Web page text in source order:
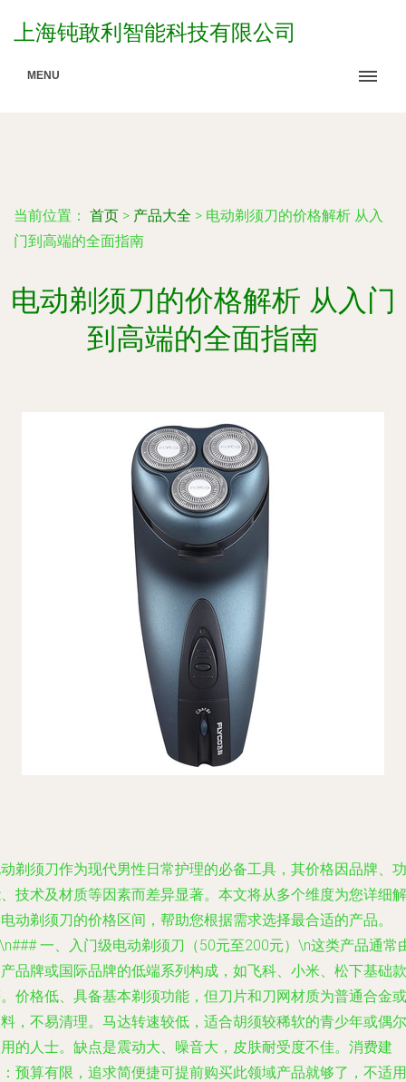
上海钝敢利智能科技有限公司
MENU
当前位置： 首页 > 产品大全 > 电动剃须刀的价格解析 从入
门到高端的全面指南
电动剃须刀的价格解析 从入门
到高端的全面指南
剃须刀作为现代男性日常护理的必备工具，其价格因品牌、功
技术及材质等因素而差异显著。本文将从多个维度为您详细解
动剃须刀的价格区间，帮助您根据需求选择最合适的产品。
一、入门级电动剃须刀（50元至200元）\n这类产品通常
品牌或国际品牌的低端系列构成，如飞科、小米、松下基础款
价格低、具备基本剃须功能，但刀片和刀网材质为普通合金或
，不易清理。马达转速较低，适合胡须较稀软的青少年或偶尔
的人士。缺点是震动大、噪音大，皮肤耐受度不佳。消费建
预算有限，追求简便捷可提前购买此领域产品就够了，不适用